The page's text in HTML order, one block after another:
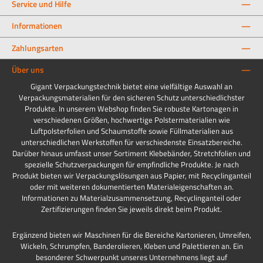
Service und Hilfe
Informationen
Zahlungsarten
Über uns
Gigant Verpackungstechnik bietet eine vielfältige Auswahl an
Verpackungsmaterialien für den sicheren Schutz unterschiedlichster
Produkte. In unserem Webshop finden Sie robuste Kartonagen in
verschiedenen Größen, hochwertige Polstermaterialien wie
Luftpolsterfolien und Schaumstoffe sowie Füllmaterialien aus
unterschiedlichen Werkstoffen für verschiedenste Einsatzbereiche.
Darüber hinaus umfasst unser Sortiment Klebebänder, Stretchfolien und
spezielle Schutzverpackungen für empfindliche Produkte. Je nach
Produkt bieten wir Verpackungslösungen aus Papier, mit Recyclinganteil
oder mit weiteren dokumentierten Materialeigenschaften an.
Informationen zu Materialzusammensetzung, Recyclinganteil oder
Zertifizierungen finden Sie jeweils direkt beim Produkt.
Ergänzend bieten wir Maschinen für die Bereiche Kartonieren, Umreifen,
Wickeln, Schrumpfen, Banderolieren, Kleben und Palettieren an. Ein
besonderer Schwerpunkt unseres Unternehmens liegt auf